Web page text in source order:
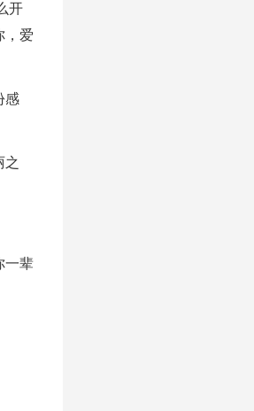
开
，爱
感
之
一辈